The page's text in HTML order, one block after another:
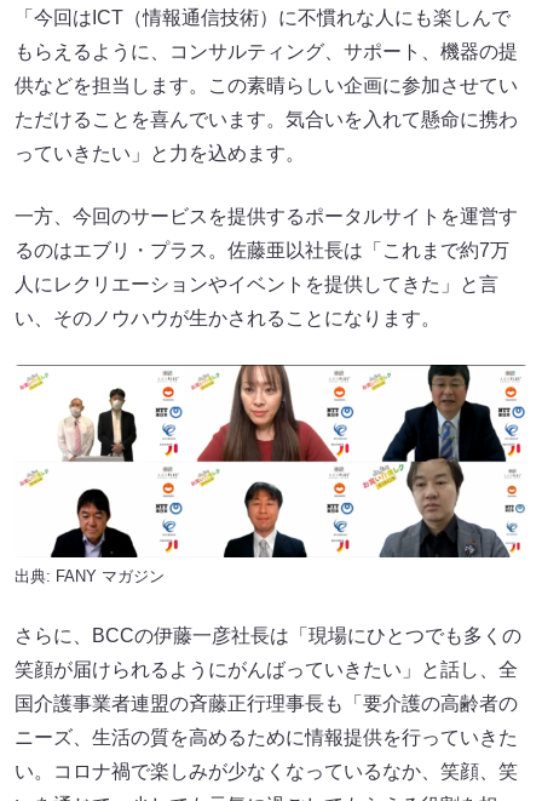
「今回はICT（情報通信技術）に不慣れな人にも楽しんで
もらえるように、コンサルティング、サポート、機器の提
供などを担当します。この素晴らしい企画に参加させてい
ただけることを喜んでいます。気合いを入れて懸命に携わ
っていきたい」と力を込めます。
一方、今回のサービスを提供するポータルサイトを運営す
るのはエブリ・プラス。佐藤亜以社長は「これまで約7万
人にレクリエーションやイベントを提供してきた」と言
い、そのノウハウが生かされることになります。
出典: FANY マガジン
さらに、BCCの伊藤一彦社長は「現場にひとつでも多くの
笑顔が届けられるようにがんばっていきたい」と話し、全
国介護事業者連盟の斉藤正行理事長も「要介護の高齢者の
ニーズ、生活の質を高めるために情報提供を行っていきた
い。コロナ禍で楽しみが少なくなっているなか、笑顔、笑